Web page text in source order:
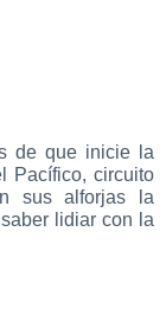
de que inicie la
Pacífico, circuito
sus alforjas la
lidiar con la